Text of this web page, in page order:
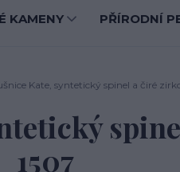
KAMENY PŘÍRODNÍ
Kate, syntetický spinel a čiré
1507